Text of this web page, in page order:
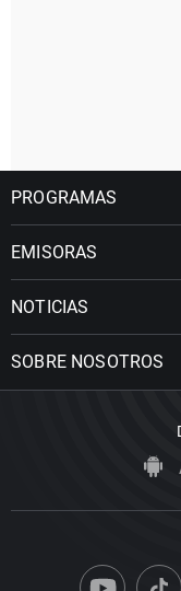
PROGRAMAS
EMISORAS
NOTICIAS
SOBRE NOSOTROS